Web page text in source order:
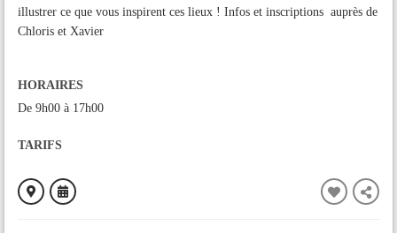
illustrer ce que vous inspirent ces lieux ! Infos et inscriptions auprès de
Chloris et Xavier
HORAIRES
De 9h00 à 17h00
TARIFS